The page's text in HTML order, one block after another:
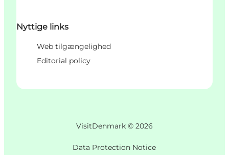
Nyttige links
Web tilgængelighed
Editorial policy
VisitDenmark © 2026
Data Protection Notice